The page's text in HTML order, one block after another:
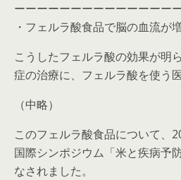
ーーーーーーーーーーーーーー
・フェルラ酸食品で脳の血流が
こうしたフェルラ酸の効果が明
症の治療に、フェルラ酸を使う
（中略）
このフェルラ酸食品について、
国際シンポジウム「米と疾病予
なされました。